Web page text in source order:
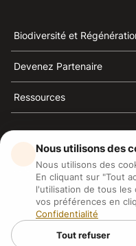
Biodiversité et
Devenez Partenaire
Ressources
3Bee est la référence
défense des
3Bee S.R.L Via
3Bee GmbHSede
Nous utilisons des
Nous utilisons des
En cliquant sur "Tout
l'utilisation de tous les
vos préférences en
Confidentialité
Tout refuser